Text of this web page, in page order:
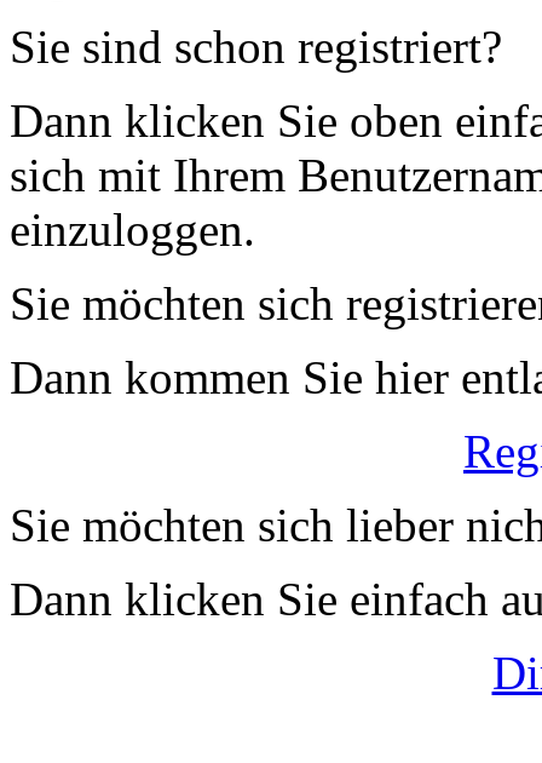
Sie sind schon registriert?
Dann klicken Sie oben
sich mit Ihrem
einzuloggen.
Sie möchten sich
Dann kommen Sie hier
Sie möchten sich lieber
Dann klicken Sie einfach